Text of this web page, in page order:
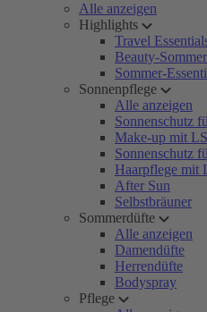
Alle anzeigen
Highlights
Travel
Beauty-
Sommer-
Sonnenpflege
Alle anzeigen
Sonnenschutz
Make-up mit
Sonnenschutz
Haarpflege mit
After Sun
Selbstbräuner
Sommerdüfte
Alle anzeigen
Damendüfte
Herrendüfte
Bodyspray
Pflege